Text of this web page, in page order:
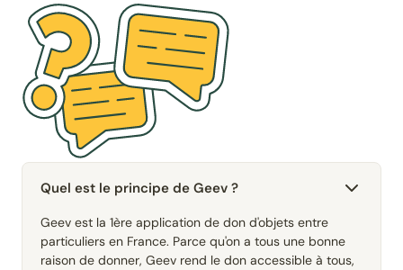
Quel est le principe de Geev ?
Geev est la 1ère application de don d'objets entre
particuliers en France. Parce qu'on a tous une bonne
raison de donner, Geev rend le don accessible à tous,